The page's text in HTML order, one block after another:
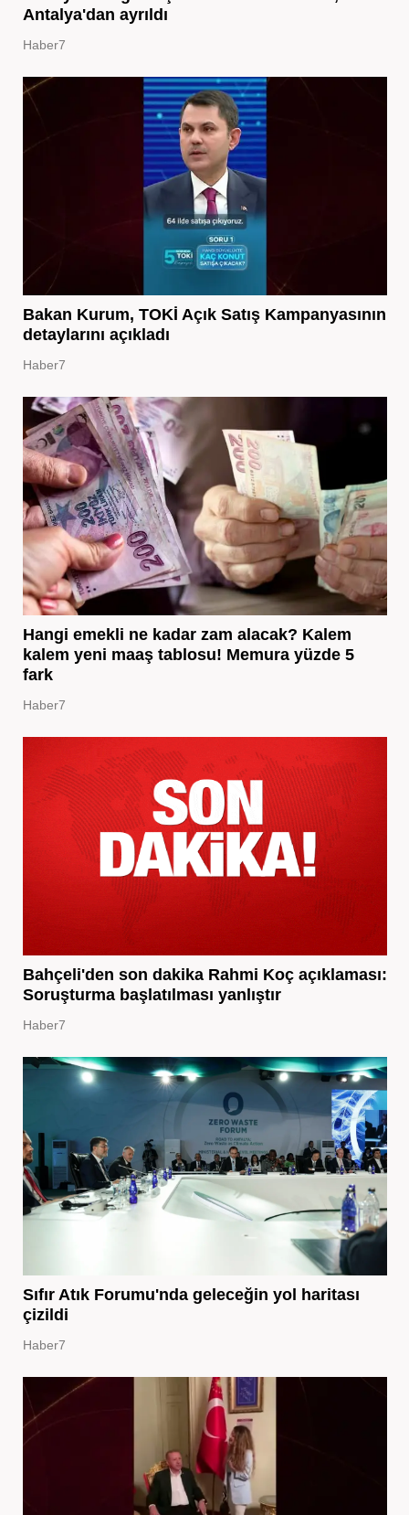
Antalya'dan ayrıldı
Haber7
Bakan Kurum, TOKİ Açık Satış Kampanyasının
detaylarını açıkladı
Haber7
Hangi emekli ne kadar zam alacak? Kalem
kalem yeni maaş tablosu! Memura yüzde 5
fark
Haber7
Bahçeli'den son dakika Rahmi Koç açıklaması:
Soruşturma başlatılması yanlıştır
Haber7
Sıfır Atık Forumu'nda geleceğin yol haritası
çizildi
Haber7